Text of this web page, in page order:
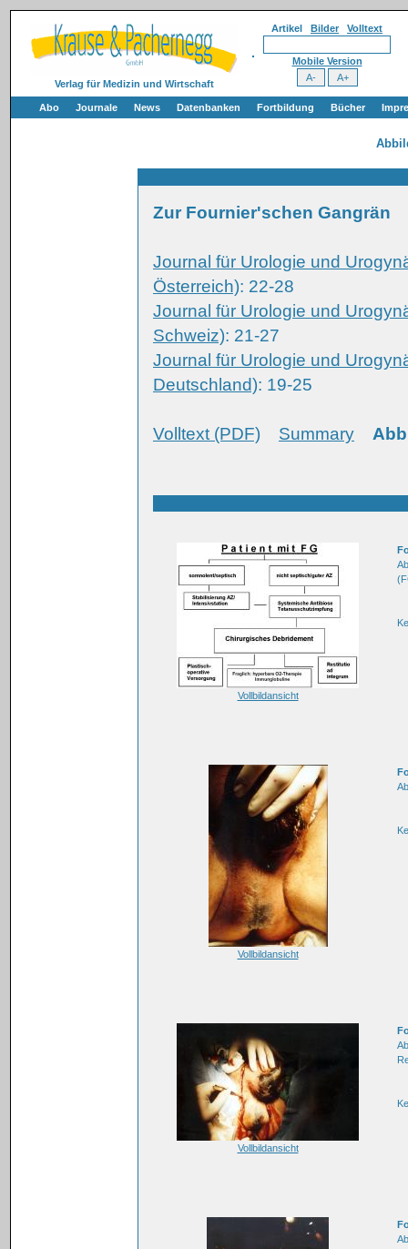
Verlag für Medizin und Wirtschaft
Artikel Bilder Volltext
Mobile Version
Abo Journale News Datenbanken Fortbildung Bücher
Zur Fournier'schen Gangrän
Journal für Urologie und
Österreich): 22-28
Journal für Urologie und
Schweiz): 21-27
Journal für Urologie und
Deutschland): 19-25
Volltext (PDF) Summary
Vollbildansicht
Vollbildansicht
Vollbildansicht